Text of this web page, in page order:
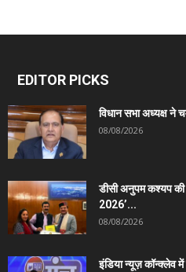
EDITOR PICKS
विधान सभा अध्यक्ष ने
08/08/2026
डीसी अनुपम कश्यप की
2026’...
08/08/2026
इंडिया न्यूज़ कॉन्क्लेव